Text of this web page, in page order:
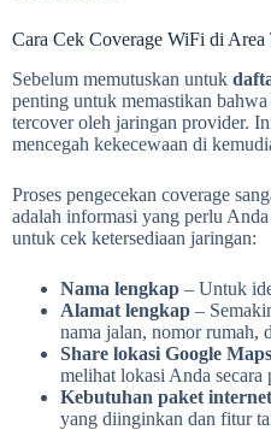
Cara Cek Coverage WiFi di Area
Sebelum memutuskan untuk
penting untuk memastikan
tercover oleh jaringan provider.
mencegah kekecewaan di
Proses pengecekan coverage
adalah informasi yang perlu
untuk cek ketersediaan jaringan:
Nama lengkap – Untuk
Alamat lengkap –
nama jalan, nomor rumah,
Share lokasi Google Maps
melihat lokasi Anda secara
Kebutuhan paket internet
yang diinginkan dan fitur